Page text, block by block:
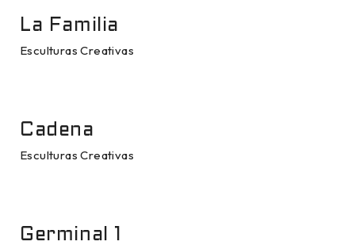
La Familia
Esculturas Creativas
Cadena
Esculturas Creativas
Germinal 1